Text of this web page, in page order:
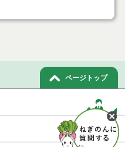
ページトップ